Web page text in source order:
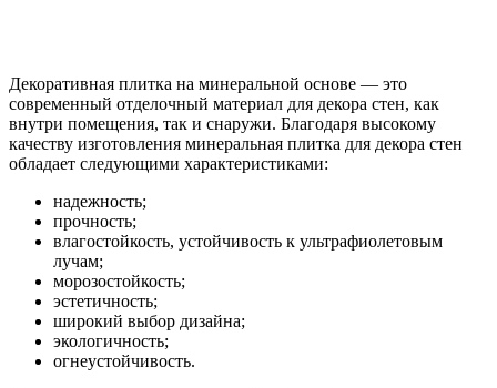
Декоративная плитка на минеральной основе — это
современный отделочный материал для декора стен, как
внутри помещения, так и снаружи. Благодаря высокому
качеству изготовления минеральная плитка для декора стен
обладает следующими характеристиками:
надежность;
прочность;
влагостойкость, устойчивость к ультрафиолетовым
лучам;
морозостойкость;
эстетичность;
широкий выбор дизайна;
экологичность;
огнеустойчивость.